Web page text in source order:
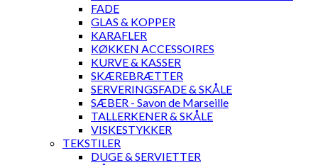
FADE
GLAS & KOPPER
KARAFLER
KØKKEN ACCESSOIRES
KURVE & KASSER
SKÆREBRÆTTER
SERVERINGSFADE & SKÅLE
SÆBER - Savon de Marseille
TALLERKENER & SKÅLE
VISKESTYKKER
TEKSTILER
DUGE & SERVIETTER